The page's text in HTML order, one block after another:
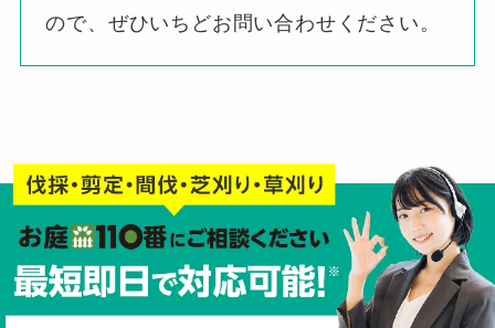
ので、ぜひいちどお問い合わせください。